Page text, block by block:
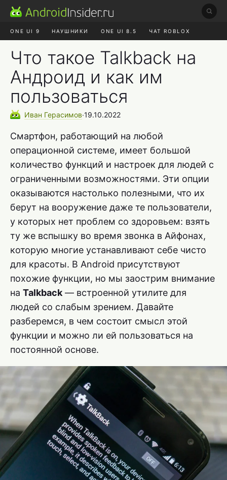
ONE UI 9 НАУШНИКИ ONE UI 8.5 ЧАТ ROBLOX
Что такое Talkback на
Андроид и как им
пользоваться
Иван Герасимов∙19.10.2022
Смартфон, работающий на любой
операционной системе, имеет большой
количество функций и настроек для людей с
ограниченными возможностями. Эти опции
оказываются настолько полезными, что их
берут на вооружение даже те пользователи,
у которых нет проблем со здоровьем: взять
ту же вспышку во время звонка в Айфонах,
которую многие устанавливают себе чисто
для красоты. В Android присутствуют
похожие функции, но мы заострим внимание
на Talkback — встроенной утилите для
людей со слабым зрением. Давайте
разберемся, в чем состоит смысл этой
функции и можно ли ей пользоваться на
постоянной основе.